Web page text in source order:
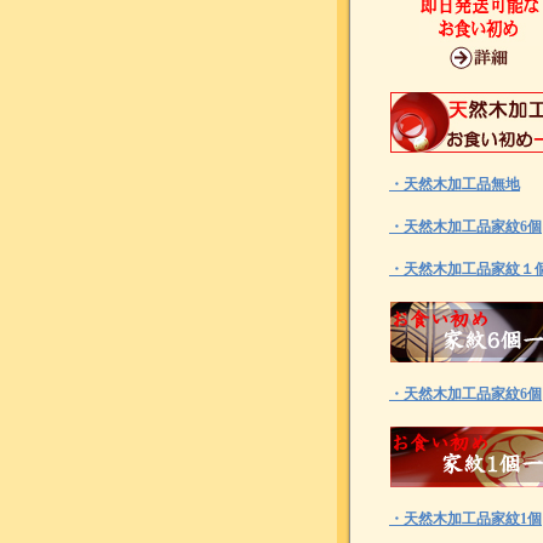
・天然木加工品無地
・天然木加工品家紋6個
・天然木加工品家紋１
・天然木加工品家紋6個
・天然木加工品家紋1個